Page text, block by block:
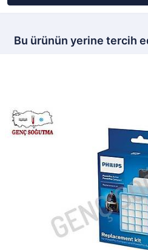
Bu ürünün yerine tercih